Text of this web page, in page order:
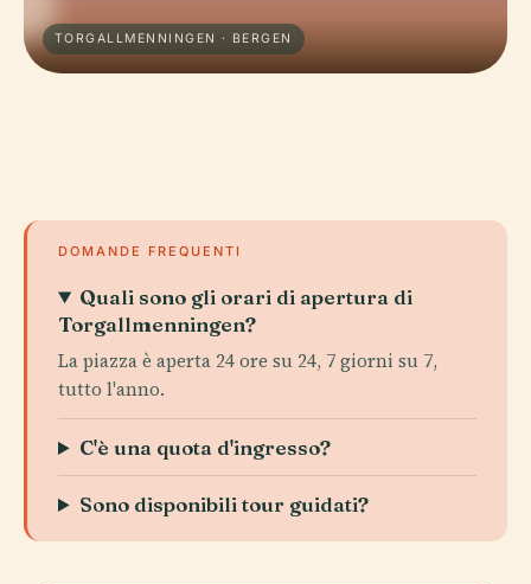
TORGALLMENNINGEN · BERGEN
DOMANDE FREQUENTI
Quali sono gli orari di apertura di
Torgallmenningen?
La piazza è aperta 24 ore su 24, 7 giorni su 7,
tutto l'anno.
C'è una quota d'ingresso?
Sono disponibili tour guidati?